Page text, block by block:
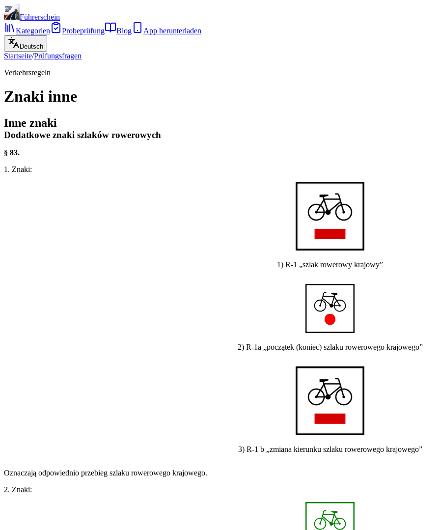
Führerschein
Kategorien
Probeprüfung Blog App herunterladen
Deutsch
Startseite/Prüfungsfragen
Verkehrsregeln
Znaki inne
Inne znaki
Dodatkowe znaki szlaków rowerowych
§ 83.
1. Znaki:
1) R-1 „szlak rowerowy krajowy”
2) R-1a „początek (koniec) szlaku rowerowego krajowego”
3) R-1 b „zmiana kierunku szlaku rowerowego krajowego”
Oznaczają odpowiednio przebieg szlaku rowerowego krajowego.
2. Znaki: